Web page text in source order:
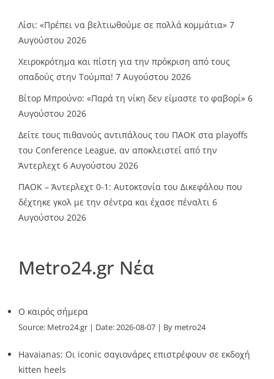
Λίσι: «Πρέπει να βελτιωθούμε σε πολλά κομμάτια» 7
Αυγούστου 2026
Χειροκρότημα και πίστη για την πρόκριση από τους
οπαδούς στην Τούμπα! 7 Αυγούστου 2026
Βίτορ Μπρούνο: «Παρά τη νίκη δεν είμαστε το φαβορί» 6
Αυγούστου 2026
Δείτε τους πιθανούς αντιπάλους του ΠΑΟΚ στα playoffs
του Conference League, αν αποκλειστεί από την
Άντερλεχτ 6 Αυγούστου 2026
ΠΑΟΚ – Άντερλεχτ 0-1: Αυτοκτονία του Δικεφάλου που
δέχτηκε γκολ με την σέντρα και έχασε πέναλτι 6
Αυγούστου 2026
Metro24.gr Νέα
O καιρός σήμερα
Source: Metro24.gr Date: 2026-08-07 By metro24
Havaianas: Οι iconic σαγιονάρες επιστρέφουν σε εκδοχή
kitten heels